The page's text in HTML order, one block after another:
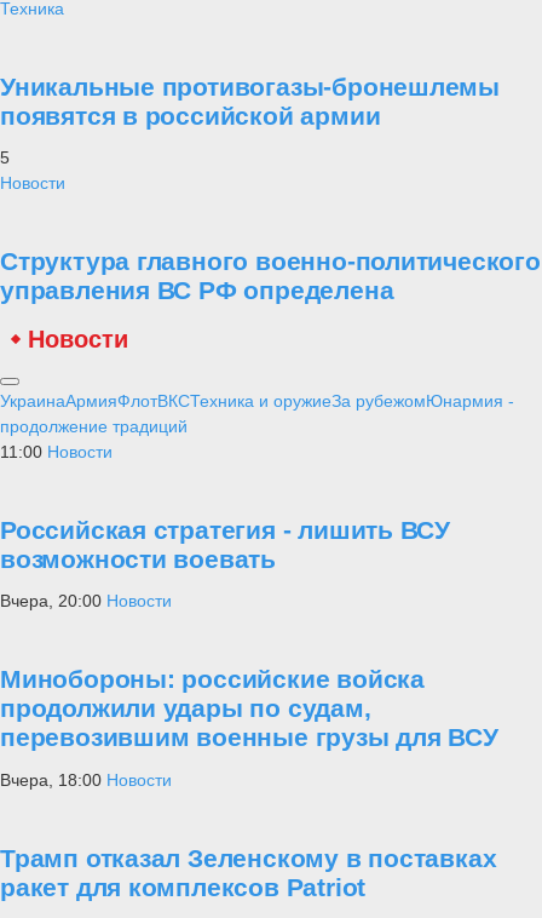
Техника
Уникальные противогазы-бронешлемы
появятся в российской армии
5
Новости
Структура главного военно-политического
управления ВС РФ определена
Новости
УкраинаАрмияФлотВКСТехника и оружиеЗа рубежомЮнармия -
продолжение традиций
11:00 Новости
Российская стратегия - лишить ВСУ
возможности воевать
Вчера, 20:00 Новости
Минобороны: российские войска
продолжили удары по судам,
перевозившим военные грузы для ВСУ
Вчера, 18:00 Новости
Трамп отказал Зеленскому в поставках
ракет для комплексов Patriot